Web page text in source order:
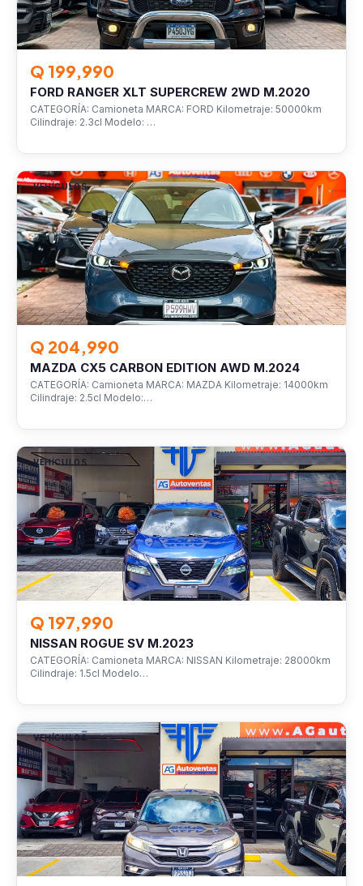
Q 199,990
FORD RANGER XLT SUPERCREW 2WD M.2020
CATEGORÍA: Camioneta MARCA: FORD Kilometraje: 50000km
Cilindraje: 2.3cl Modelo: …
VEHÍCULOS
Q 204,990
MAZDA CX5 CARBON EDITION AWD M.2024
CATEGORÍA: Camioneta MARCA: MAZDA Kilometraje: 14000km
Cilindraje: 2.5cl Modelo:…
VEHÍCULOS
Q 197,990
NISSAN ROGUE SV M.2023
CATEGORÍA: Camioneta MARCA: NISSAN Kilometraje: 28000km
Cilindraje: 1.5cl Modelo…
VEHÍCULOS